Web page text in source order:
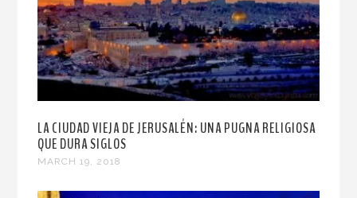
LA CIUDAD VIEJA DE JERUSALÉN: UNA PUGNA RELIGIOSA
QUE DURA SIGLOS
MARCH 19, 2018